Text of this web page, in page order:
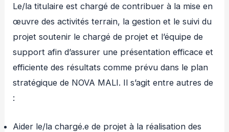
Le/la titulaire est chargé de contribuer à la mise en
œuvre des activités terrain, la gestion et le suivi du
projet soutenir le chargé de projet et l’équipe de
support afin d’assurer une présentation efficace et
efficiente des résultats comme prévu dans le plan
stratégique de NOVA MALI. Il s’agit entre autres de
:
Aider le/la chargé.e de projet à la réalisation des